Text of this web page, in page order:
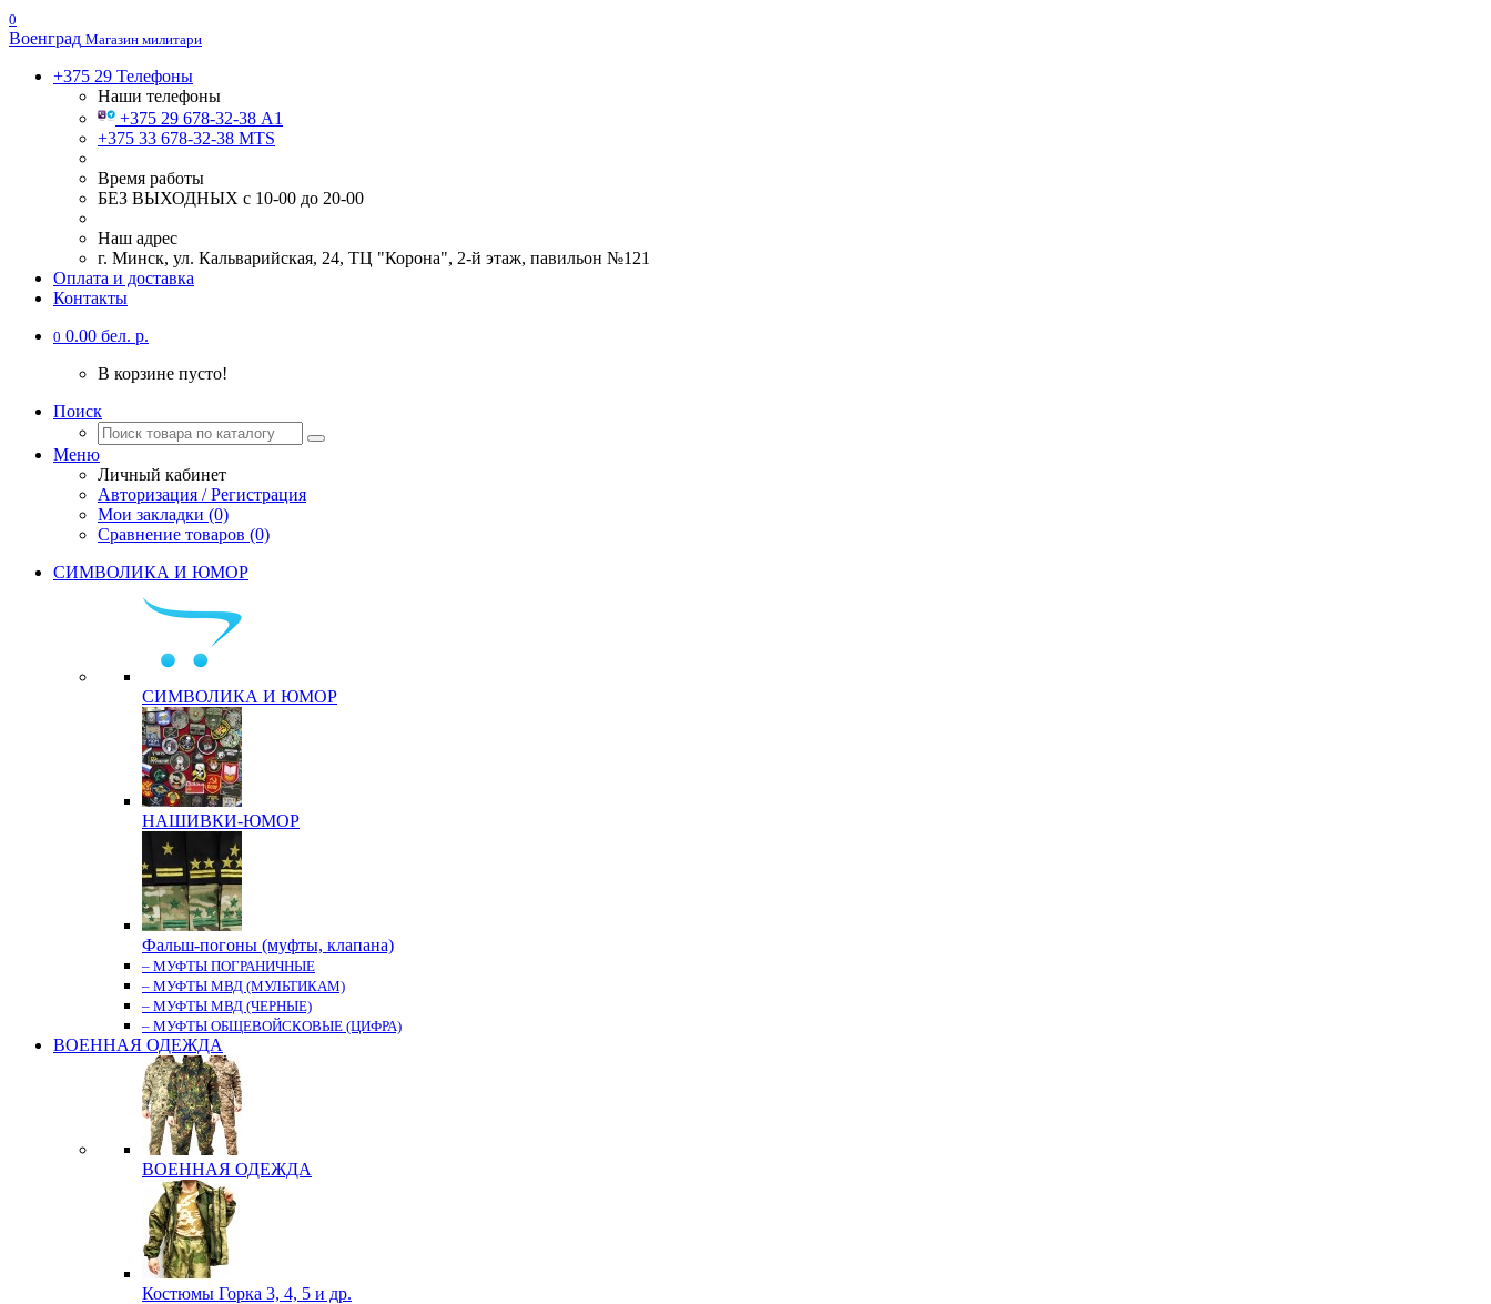
0
Военград Магазин милитари
+375 29 Телефоны
Наши телефоны
+375 29 678-32-38 А1
+375 33 678-32-38 MTS
Время работы
БЕЗ ВЫХОДНЫХ с 10-00 до 20-00
Наш адрес
г. Минск, ул. Кальварийская, 24, ТЦ "Корона", 2-й этаж, павильон №121
Оплата и доставка
Контакты
0 0.00 бел. р.
В корзине пусто!
Поиск
Меню
Личный кабинет
Авторизация / Регистрация
Мои закладки (0)
Сравнение товаров (0)
СИМВОЛИКА И ЮМОР
СИМВОЛИКА И ЮМОР
НАШИВКИ-ЮМОР
Фальш-погоны (муфты, клапана)
– МУФТЫ ПОГРАНИЧНЫЕ
– МУФТЫ МВД (МУЛЬТИКАМ)
– МУФТЫ МВД (ЧЕРНЫЕ)
– МУФТЫ ОБЩЕВОЙСКОВЫЕ (ЦИФРА)
ВОЕННАЯ ОДЕЖДА
ВОЕННАЯ ОДЕЖДА
Костюмы Горка 3, 4, 5 и др.